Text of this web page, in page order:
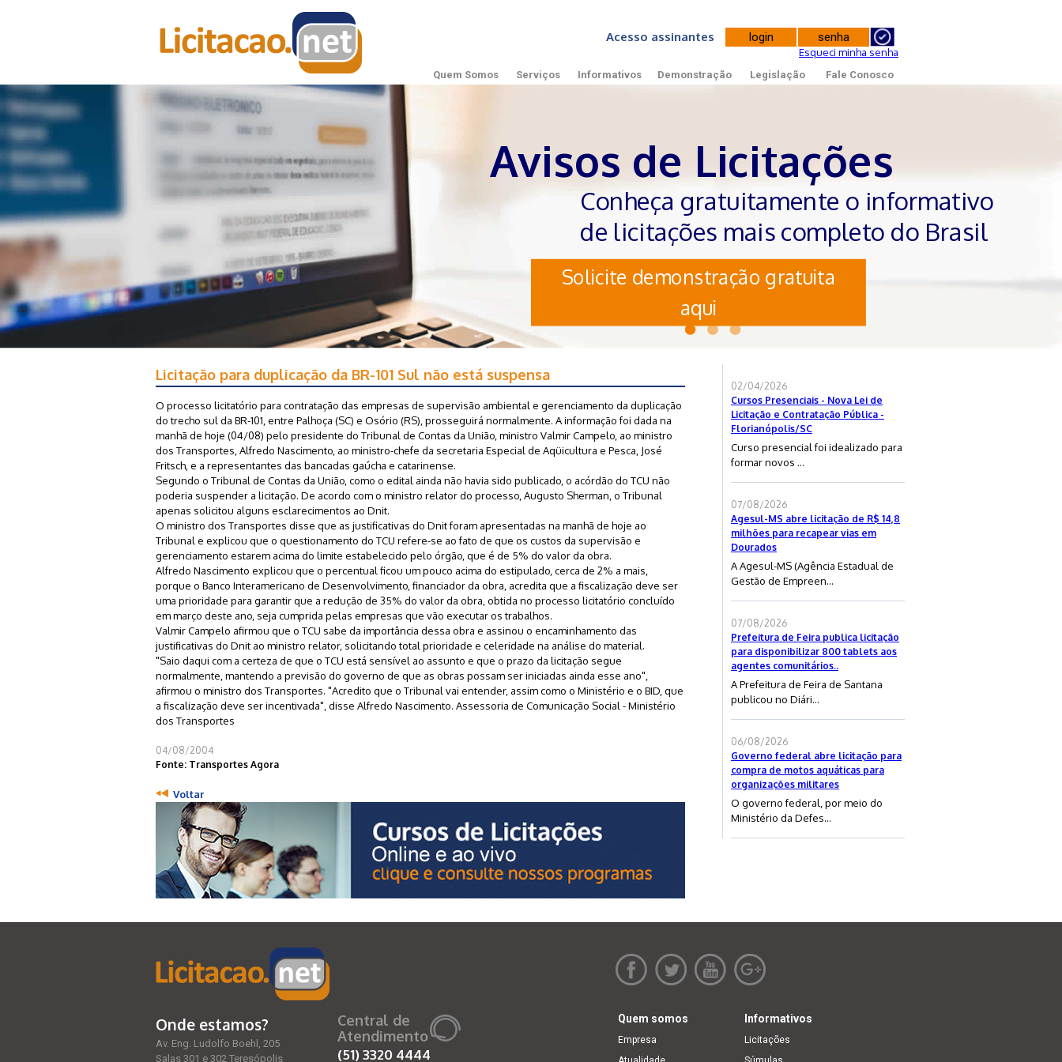
Acesso assinantes
Esqueci minha senha
Quem Somos Serviços Informativos Demonstração Legislação Fale Conosco
Avisos de Licitações
Conheça gratuitamente o informativo
de licitações mais completo do Brasil
Solicite demonstração gratuita
aqui
Licitação para duplicação da BR-101 Sul não está suspensa
O processo licitatório para contratação das empresas de supervisão ambiental e gerenciamento da duplicação
do trecho sul da BR-101, entre Palhoça (SC) e Osório (RS), prosseguirá normalmente. A informação foi dada na
manhã de hoje (04/08) pelo presidente do Tribunal de Contas da União, ministro Valmir Campelo, ao ministro
dos Transportes, Alfredo Nascimento, ao ministro-chefe da secretaria Especial de Aqüicultura e Pesca, José
Fritsch, e a representantes das bancadas gaúcha e catarinense.
Segundo o Tribunal de Contas da União, como o edital ainda não havia sido publicado, o acórdão do TCU não
poderia suspender a licitação. De acordo com o ministro relator do processo, Augusto Sherman, o Tribunal
apenas solicitou alguns esclarecimentos ao Dnit.
O ministro dos Transportes disse que as justificativas do Dnit foram apresentadas na manhã de hoje ao
Tribunal e explicou que o questionamento do TCU refere-se ao fato de que os custos da supervisão e
gerenciamento estarem acima do limite estabelecido pelo órgão, que é de 5% do valor da obra.
Alfredo Nascimento explicou que o percentual ficou um pouco acima do estipulado, cerca de 2% a mais,
porque o Banco Interamericano de Desenvolvimento, financiador da obra, acredita que a fiscalização deve ser
uma prioridade para garantir que a redução de 35% do valor da obra, obtida no processo licitatório concluído
em março deste ano, seja cumprida pelas empresas que vão executar os trabalhos.
Valmir Campelo afirmou que o TCU sabe da importância dessa obra e assinou o encaminhamento das
justificativas do Dnit ao ministro relator, solicitando total prioridade e celeridade na análise do material.
"Saio daqui com a certeza de que o TCU está sensível ao assunto e que o prazo da licitação segue
normalmente, mantendo a previsão do governo de que as obras possam ser iniciadas ainda esse ano",
afirmou o ministro dos Transportes. "Acredito que o Tribunal vai entender, assim como o Ministério e o BID, que
a fiscalização deve ser incentivada", disse Alfredo Nascimento. Assessoria de Comunicação Social - Ministério
dos Transportes
04/08/2004
Fonte: Transportes Agora
Voltar
02/04/2026
Cursos Presenciais - Nova Lei de
Licitação e Contratação Pública -
Florianópolis/SC
Curso presencial foi idealizado para
formar novos ...
07/08/2026
Agesul-MS abre licitação de R$ 14,8
milhões para recapear vias em
Dourados
A Agesul-MS (Agência Estadual de
Gestão de Empreen...
07/08/2026
Prefeitura de Feira publica licitação
para disponibilizar 800 tablets aos
agentes comunitários..
A Prefeitura de Feira de Santana
publicou no Diári...
06/08/2026
Governo federal abre licitação para
compra de motos aquáticas para
organizações militares
O governo federal, por meio do
Ministério da Defes...
Onde estamos?
Av. Eng. Ludolfo Boehl, 205
Salas 301 e 302 Teresópolis
Central de
Atendimento
(51)3320 4444
Quem somos
Empresa
Informativos
Licitações